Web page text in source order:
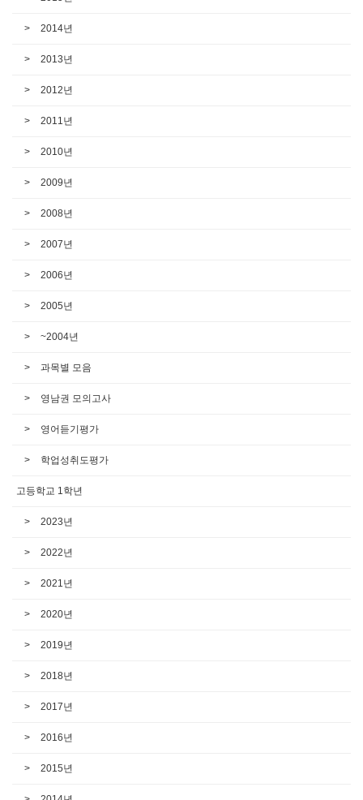
2014년
2013년
2012년
2011년
2010년
2009년
2008년
2007년
2006년
2005년
~2004년
과목별 모음
영남권 모의고사
영어듣기평가
학업성취도평가
고등학교 1학년
2023년
2022년
2021년
2020년
2019년
2018년
2017년
2016년
2015년